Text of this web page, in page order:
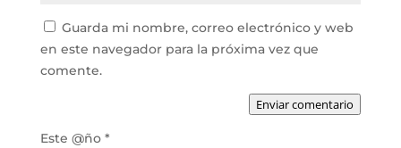
Guarda mi nombre, correo electrónico y web
en este navegador para la próxima vez que
comente.
Enviar comentario
Este @ño *